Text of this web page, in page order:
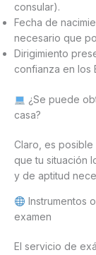
consular).
Fecha de
necesario que
Dirigimiento
confianza en los
¿Se puede
casa?
Claro, es posible
que tu situación
y de aptitud
Instrumentos
examen
El servicio de